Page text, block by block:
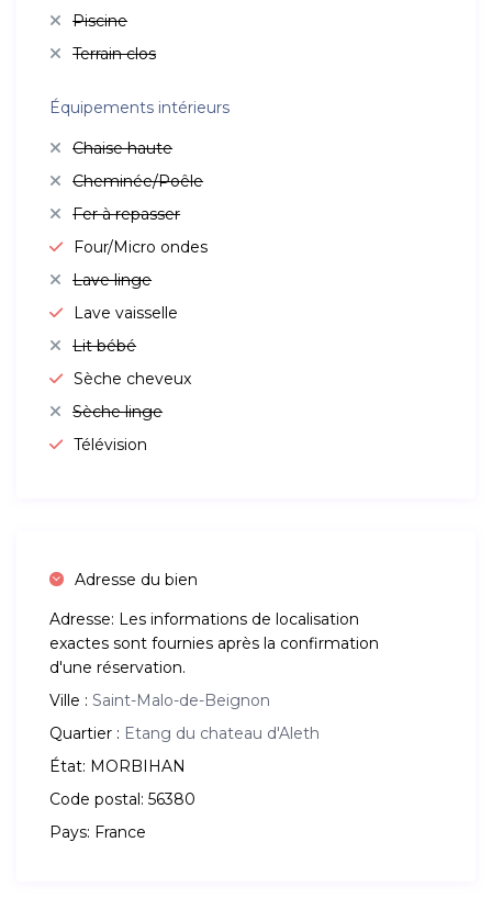
Piscine
Terrain clos
Équipements intérieurs
Chaise haute
Cheminée/Poêle
Fer à repasser
Four/Micro ondes
Lave linge
Lave vaisselle
Lit bébé
Sèche cheveux
Sèche linge
Télévision
Adresse du bien
Adresse: Les informations de localisation
exactes sont fournies après la confirmation
d'une réservation.
Ville : Saint-Malo-de-Beignon
Quartier : Etang du chateau d'Aleth
État: MORBIHAN
Code postal: 56380
Pays: France